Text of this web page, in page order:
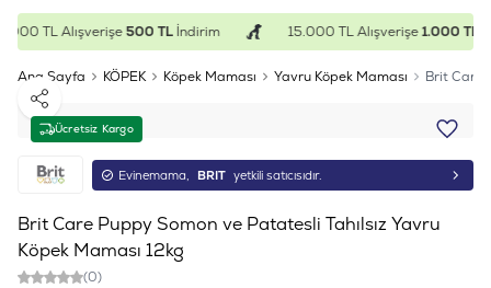
TL Alışverişe500 TLİndirim 15.000 TL Alışverişe1.000 TL
Ana Sayfa KÖPEK Köpek Maması Yavru Köpek Maması Brit Care
Ücretsiz Kargo
Paylaş
Evinemama, BRIT yetkili satıcısıdır.
Brit Care Puppy Somon ve Patatesli Tahılsız Yavru
Köpek Maması 12kg
(0)